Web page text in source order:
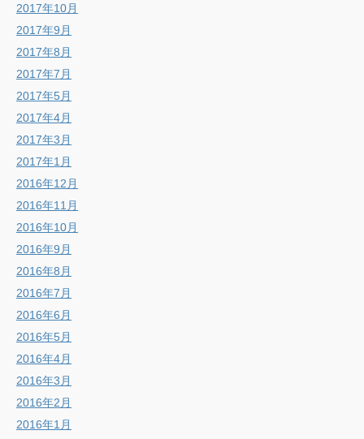
2017年10月
2017年9月
2017年8月
2017年7月
2017年5月
2017年4月
2017年3月
2017年1月
2016年12月
2016年11月
2016年10月
2016年9月
2016年8月
2016年7月
2016年6月
2016年5月
2016年4月
2016年3月
2016年2月
2016年1月